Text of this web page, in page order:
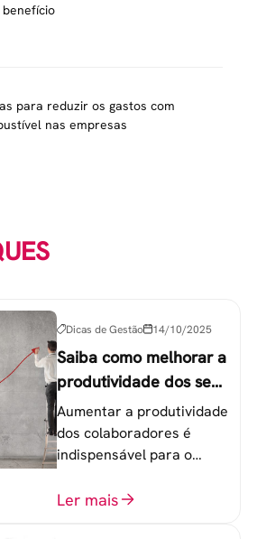
benefício
para reduzir os gastos com
nas empresas
Dicas de Gestão 14/10/2025
Saiba como melhorar a
produtividade dos seus
colaboradores
Aumentar a produtividade
dos colaboradores é
indispensável para o
equipe de trabalho. 6
Ler mais